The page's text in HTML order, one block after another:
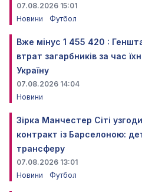
07.08.2026 15:01
Новини
Футбол
Вже мінус 1 455 420 :
втрат загарбників за час
Україну
07.08.2026 14:04
Новини
Зірка Манчестер Сіті
контракт із Барселоною:
трансферу
07.08.2026 13:01
Новини
Футбол